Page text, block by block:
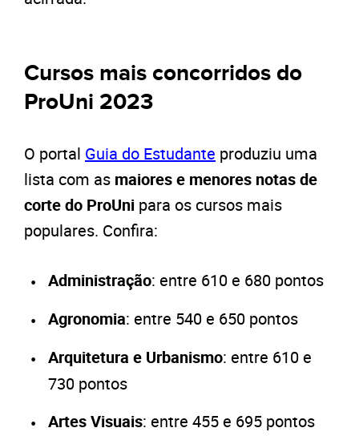
Cursos mais concorridos do
ProUni 2023
O portal Guia do Estudante produziu uma
lista com as maiores e menores notas de
corte do ProUni para os cursos mais
populares. Confira:
Administração: entre 610 e 680 pontos
Agronomia: entre 540 e 650 pontos
Arquitetura e Urbanismo: entre 610 e
730 pontos
Artes Visuais: entre 455 e 695 pontos